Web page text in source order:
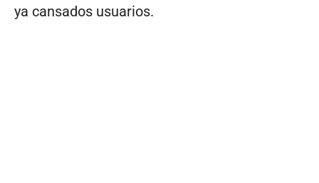
ya cansados usuarios.